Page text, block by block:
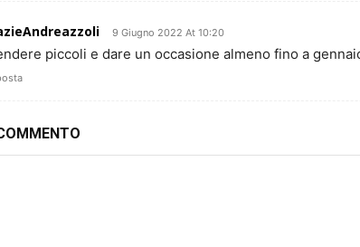
9 Giugno 2022 At 10:20
piccoli e dare un occasione almeno fino a